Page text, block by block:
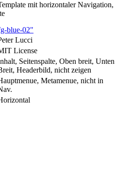
mit horizontaler Navigation,
blue-02"
Lucci
License
Seitenspalte, Oben breit, Unten
Headerbild, nicht zeigen
Metamenue, nicht in